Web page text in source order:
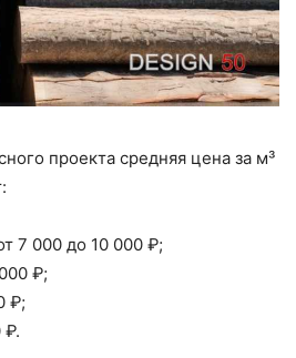
проекта средняя цена за м³
7 000 до 10 000 ₽;
₽;
₽;
₽.